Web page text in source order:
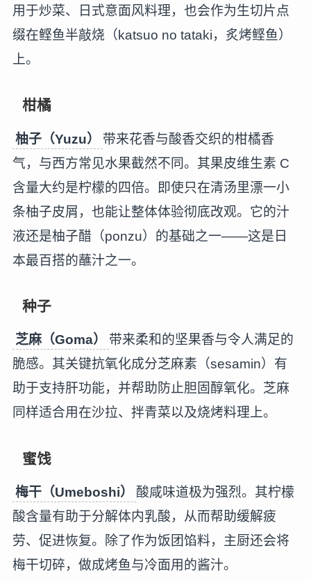
用于炒菜、日式意面风料理，也会作为生切片点
缀在鲣鱼半敲烧（katsuo no tataki，炙烤鲣鱼）
上。
柑橘
柚子（Yuzu）
带来花香与酸香交织的柑橘香
气，与西方常见水果截然不同。其果皮维生素 C
含量大约是柠檬的四倍。即使只在清汤里漂一小
条柚子皮屑，也能让整体体验彻底改观。它的汁
液还是柚子醋（ponzu）的基础之一——这是日
本最百搭的蘸汁之一。
种子
芝麻（Goma）
带来柔和的坚果香与令人满足的
脆感。其关键抗氧化成分芝麻素（sesamin）有
助于支持肝功能，并帮助防止胆固醇氧化。芝麻
同样适合用在沙拉、拌青菜以及烧烤料理上。
蜜饯
梅干（Umeboshi）
酸咸味道极为强烈。其柠檬
酸含量有助于分解体内乳酸，从而帮助缓解疲
劳、促进恢复。除了作为饭团馅料，主厨还会将
梅干切碎，做成烤鱼与冷面用的酱汁。